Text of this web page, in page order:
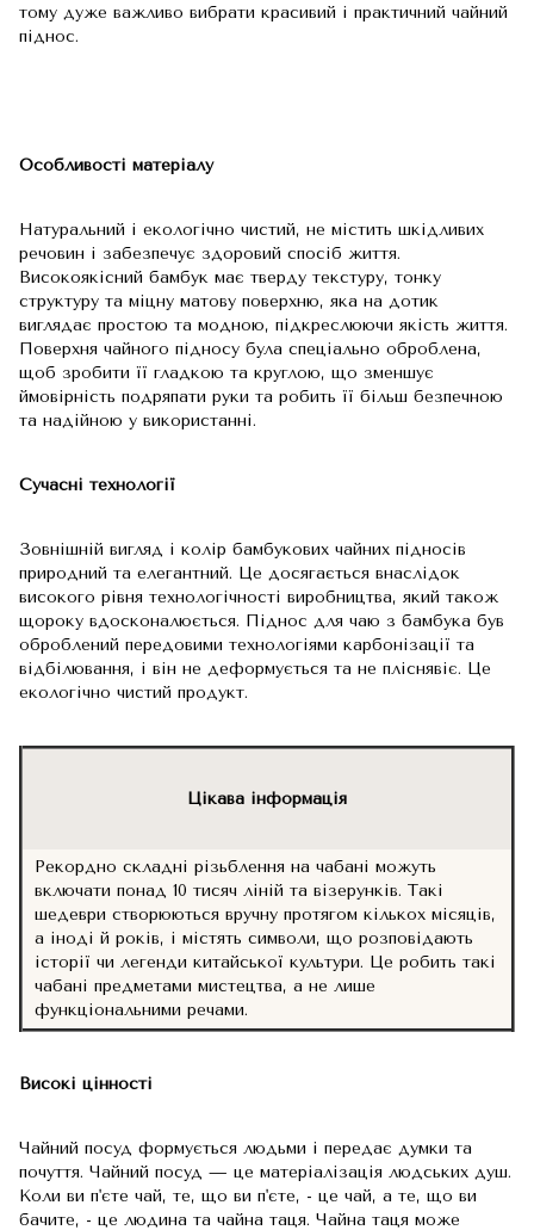
тому дуже важливо вибрати красивий і практичний чайний
піднос.
Особливості матеріалу
Натуральний і екологічно чистий, не містить шкідливих
речовин і забезпечує здоровий спосіб життя.
Високоякісний бамбук має тверду текстуру, тонку
структуру та міцну матову поверхню, яка на дотик
виглядає простою та модною, підкреслюючи якість життя.
Поверхня чайного підносу була спеціально оброблена,
щоб зробити її гладкою та круглою, що зменшує
ймовірність подряпати руки та робить її більш безпечною
та надійною у використанні.
Сучасні технології
Зовнішній вигляд і колір бамбукових чайних підносів
природний та елегантний. Це досягається внаслідок
високого рівня технологічності виробництва, який також
щороку вдосконалюється. Піднос для чаю з бамбука був
оброблений передовими технологіями карбонізації та
відбілювання, і він не деформується та не пліснявіє. Це
екологічно чистий продукт.
Цікава інформація
Рекордно складні різьблення на чабані можуть
включати понад 10 тисяч ліній та візерунків. Такі
шедеври створюються вручну протягом кількох місяців,
а іноді й років, і містять символи, що розповідають
історії чи легенди китайської культури. Це робить такі
чабані предметами мистецтва, а не лише
функціональними речами.
Високі цінності
Чайний посуд формується людьми і передає думки та
почуття. Чайний посуд — це матеріалізація людських душ.
Коли ви п'єте чай, те, що ви п'єте, - це чай, а те, що ви
бачите, - це людина та чайна таця. Чайна таця може